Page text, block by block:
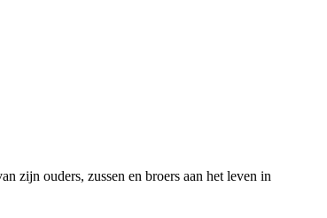
zijn ouders, zussen en broers aan het leven in